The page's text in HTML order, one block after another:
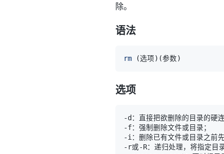
除。
语法
rm (选项) (参数)
选项